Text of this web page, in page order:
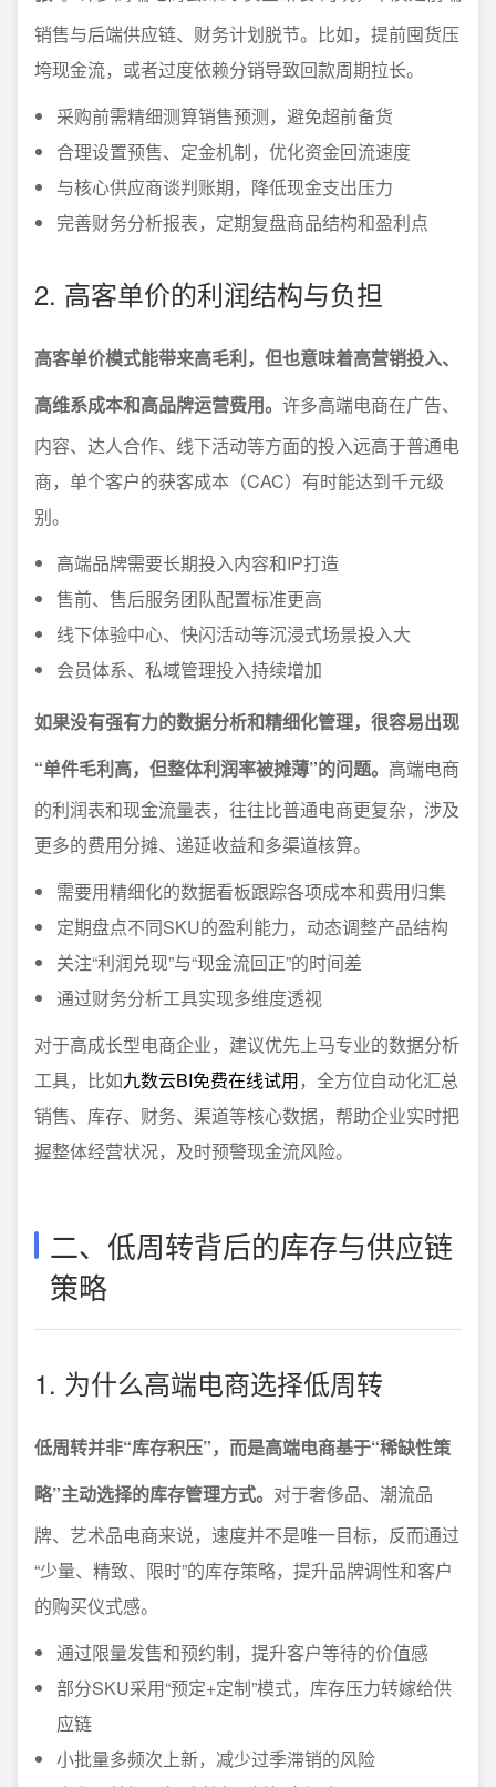
销售与后端供应链、财务计划脱节。比如，提前囤货压
垮现金流，或者过度依赖分销导致回款周期拉长。
采购前需精细测算销售预测，避免超前备货
合理设置预售、定金机制，优化资金回流速度
与核心供应商谈判账期，降低现金支出压力
完善财务分析报表，定期复盘商品结构和盈利点
2. 高客单价的利润结构与负担
高客单价模式能带来高毛利，但也意味着高营销投入、
高维系成本和高品牌运营费用。 许多高端电商在广告、
内容、达人合作、线下活动等方面的投入远高于普通电
商，单个客户的获客成本（CAC）有时能达到千元级
别。
高端品牌需要长期投入内容和IP打造
售前、售后服务团队配置标准更高
线下体验中心、快闪活动等沉浸式场景投入大
会员体系、私域管理投入持续增加
如果没有强有力的数据分析和精细化管理，很容易出现
“单件毛利高，但整体利润率被摊薄”的问题。 高端电商
的利润表和现金流量表，往往比普通电商更复杂，涉及
更多的费用分摊、递延收益和多渠道核算。
需要用精细化的数据看板跟踪各项成本和费用归集
定期盘点不同SKU的盈利能力，动态调整产品结构
关注“利润兑现”与“现金流回正”的时间差
通过财务分析工具实现多维度透视
对于高成长型电商企业，建议优先上马专业的数据分析
工具，比如九数云BI免费在线试用，全方位自动化汇总
销售、库存、财务、渠道等核心数据，帮助企业实时把
握整体经营状况，及时预警现金流风险。
二、低周转背后的库存与供应链
策略
1. 为什么高端电商选择低周转
低周转并非“库存积压”，而是高端电商基于“稀缺性策
略”主动选择的库存管理方式。 对于奢侈品、潮流品
牌、艺术品电商来说，速度并不是唯一目标，反而通过
“少量、精致、限时”的库存策略，提升品牌调性和客户
的购买仪式感。
通过限量发售和预约制，提升客户等待的价值感
部分SKU采用“预定+定制”模式，库存压力转嫁给供
应链
小批量多频次上新，减少过季滞销的风险